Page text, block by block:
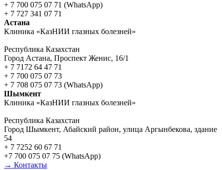
+ 7 700 075 07 71 (WhatsApp)
+ 7 727 341 07 71
Астана
Клиника «КазНИИ глазных болезней»
Республика Казахстан
Город Астана, Проспект Женис, 16/1
+ 7 7172 64 47 71
+ 7 700 075 07 73
+ 7 708 075 07 73 (WhatsApp)
Шымкент
Клиника «КазНИИ глазных болезней»
Республика Казахстан
Город Шымкент, Абайский район, улица Аргынбекова, здание
54
+ 7 7252 60 67 71
+7 700 075 07 75 (WhatsApp)
→ Контакты